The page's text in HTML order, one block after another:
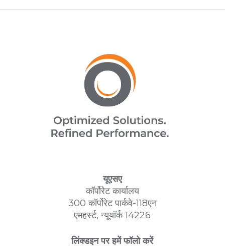
यूएसए
कॉर्पोरेट कार्यालय
300 कॉर्पोरेट पार्कवे-118एन
एमहर्स्ट, न्यूयॉर्क 14226
लिंक्डइन पर हमें फॉलो करें